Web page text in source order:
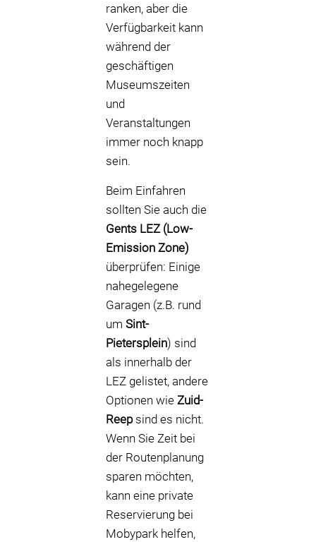
ranken, aber die
Verfügbarkeit kann
während der
geschäftigen
Museumszeiten
und
Veranstaltungen
immer noch knapp
sein.
Beim Einfahren
sollten Sie auch die
Gents LEZ (Low-
Emission Zone)
überprüfen: Einige
nahegelegene
Garagen (z.B. rund
um Sint-
Pietersplein) sind
als innerhalb der
LEZ gelistet, andere
Optionen wie Zuid-
Reepsind es nicht.
Wenn Sie Zeit bei
der Routenplanung
sparen möchten,
kann eine private
Reservierung bei
Mobypark helfen,